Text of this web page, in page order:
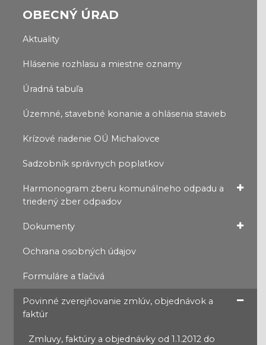
OBECNÝ ÚRAD
Aktuality
Hlásenie rozhlasu a miestne oznamy
Úradná tabuľa
Územné, stavebné konanie a ohlásenia stavieb
Krízové riadenie OÚ Michalovce
Sadzobník správnych poplatkov
Harmonogram zberu komunálneho odpadu a
triedený zber odpadov
Dokumenty
Ochrana osobných údajov
Formuláre a tlačivá
Povinné zverejňovanie zmlúv, objednávok a
faktúr
Zmluvy, faktúry a objednávky od 1.1.2012 do